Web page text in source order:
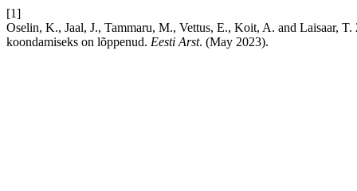
[1]
Oselin, K., Jaal, J., Tammaru, M., Vettus, E., Koit, A. and Laisaar,
koondamiseks on lõppenud. Eesti Arst. (May 2023).